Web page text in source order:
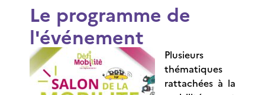
Le programme de
l'événement
Plusieurs
thématiques
rattachées à la